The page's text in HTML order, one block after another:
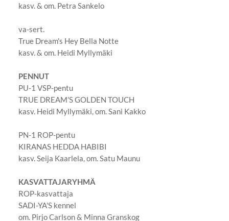
kasv. & om. Petra Sankelo
va-sert.
True Dream's Hey Bella Notte
kasv. & om. Heidi Myllymäki
PENNUT
PU-1 VSP-pentu
TRUE DREAM'S GOLDEN TOUCH
kasv. Heidi Myllymäki, om. Sani Kakko
PN-1 ROP-pentu
KIRANAS HEDDA HABIBI
kasv. Seija Kaarlela, om. Satu Maunu
KASVATTAJARYHMÄ
ROP-kasvattaja
SADI-YA'S kennel
om. Pirjo Carlson & Minna Granskog